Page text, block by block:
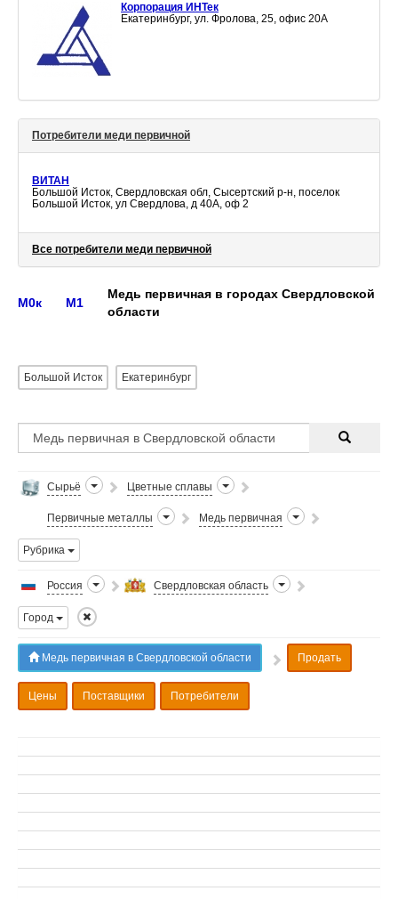
Корпорация ИНТек
Екатеринбург, ул. Фролова, 25, офис 20А
Потребители меди первичной
ВИТАН
Большой Исток, Свердловская обл, Сысертский р-н, поселок
Большой Исток, ул Свердлова, д 40А, оф 2
Все потребители меди первичной
М0к М1
Медь первичная в городах Свердловской
области
Большой Исток Екатеринбург
Сырьё Цветные сплавы
Первичные металлы Медь первичная
Рубрика
Россия Свердловская область
Город
Медь первичная в Свердловской области Продать
Цены Поставщики Потребители